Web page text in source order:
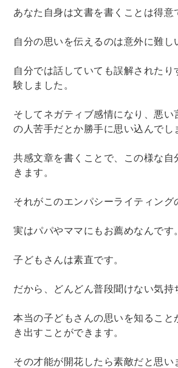
あなた自身は文書を書くことは得意
自分の思いを伝えるのは意外に難し
自分では話していても誤解されたり
験しました。
そしてネガティブ感情になり、悪い
の人苦手だとか勝手に思い込んでし
共感文章を書くことで、この様な自
きます。
それがこのエンパシーライティング
実はパパやママにもお薦めなんです
子どもさんは素直です。
だから、どんどん普段聞けない気持
本当の子どもさんの思いを知ること
き出すことができます。
その才能が開花したら素敵だと思い